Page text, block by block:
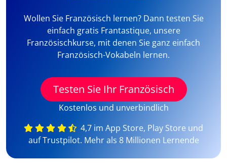
Wollen Sie Französisch lernen? Dann testen Sie
einfach gratis Frantastique, unsere
Französischkurse, mit denen Sie ganz einfach
Französisch-Vokabeln lernen.
Testen Sie Ihr Französisch
Kostenlos und unverbindlich
4,7 im App Store, Play Store und
auf Trustpilot. Mehr als 8 Millionen Lernende